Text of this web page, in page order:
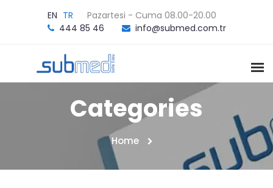
EN TR
Pazartesi - Cuma 08.00-20.00
444 85 46
info@submed.com.tr
Categories
Home